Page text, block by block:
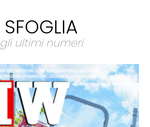
SFOGLIA
gli ultimi numeri